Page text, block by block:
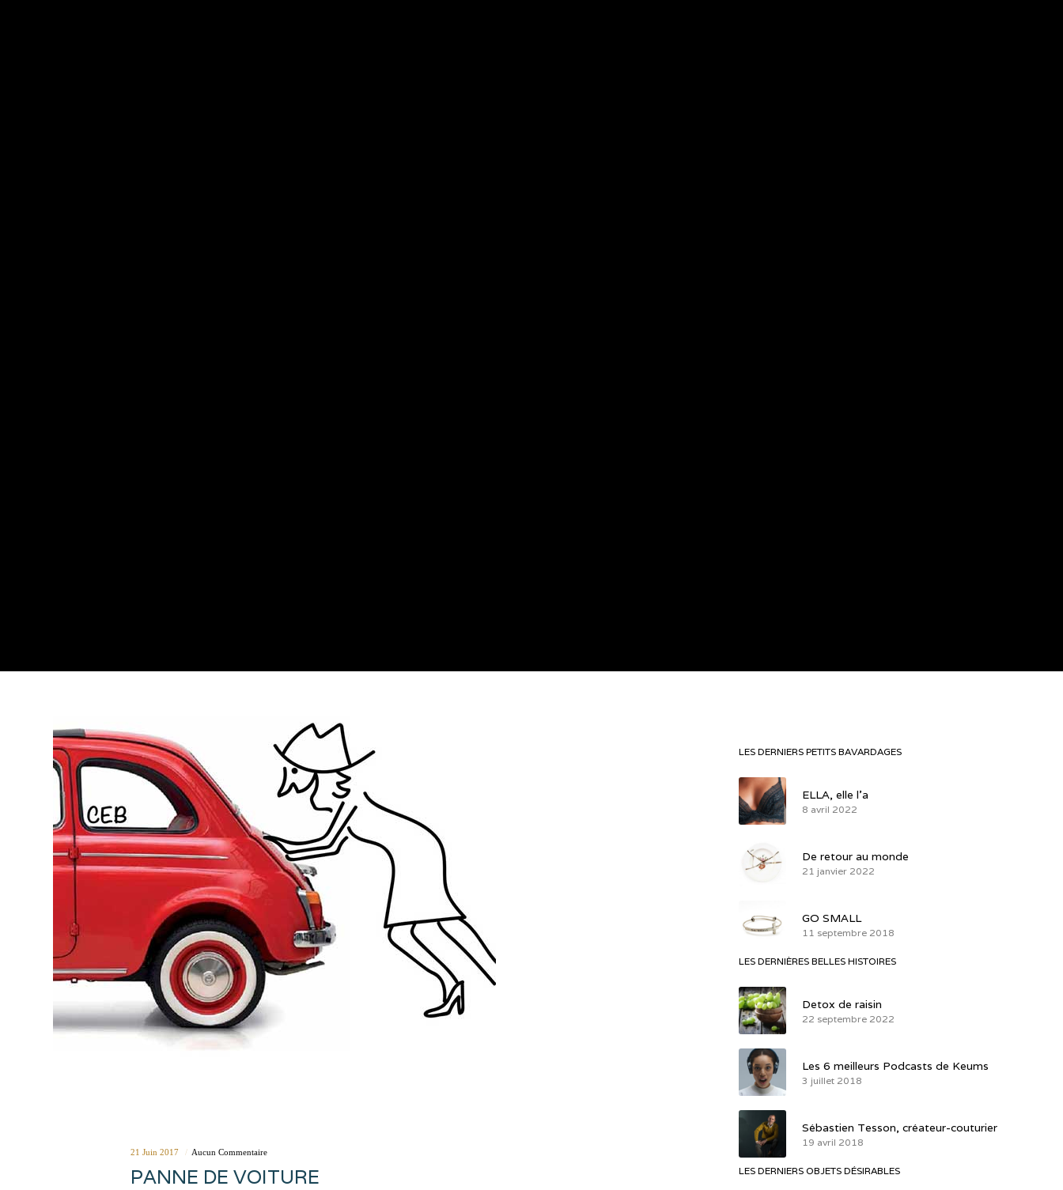
21 Juin 2017 Aucun Commentaire
PANNE DE VOITURE
LES DERNIERS PETITS BAVARDAGES
ELLA, elle l’a
8 avril 2022
De retour au monde
21 janvier 2022
GO SMALL
11 septembre 2018
LES DERNIÈRES BELLES HISTOIRES
Detox de raisin
22 septembre 2022
Les 6 meilleurs Podcasts de Keums
3 juillet 2018
Sébastien Tesson, créateur-couturier
19 avril 2018
LES DERNIERS OBJETS DÉSIRABLES